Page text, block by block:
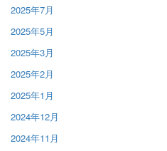
2025年7月
2025年5月
2025年3月
2025年2月
2025年1月
2024年12月
2024年11月